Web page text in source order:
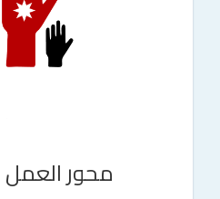
محور